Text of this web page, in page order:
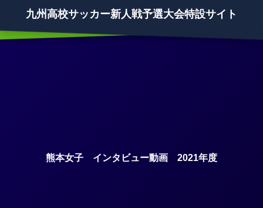
九州高校サッカー新人戦予選大会特設サイト
熊本女子 インタビュー動画 2021年度